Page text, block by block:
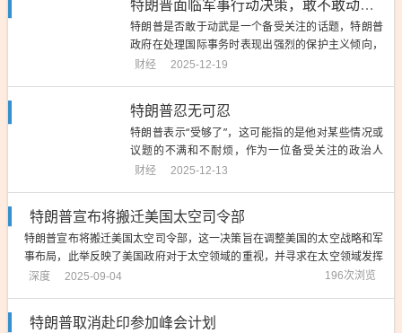
特朗普面临军事行动决策，敢不敢动武？
特朗普是否敢于动武是一个备受关注的话题，特朗普
政府在处理国际事务时表现出强烈的保护主义倾向，
但在是否采取军事行动方面仍需谨慎权衡，尽管特朗
等，无法简单地回答特朗普是否敢于动武的问题，需
要持续关注国际形势和相关政策...
财经 2025-12-19
特朗普忍无可忍
特朗普表示“受够了”，这可能指的是他对某些情况或
议题的不满和不耐烦，作为一位备受关注的政治人
物，特朗普的言论常常引发广泛讨论和猜测，他的这
法确定他具体指的是什么，需要更多上下文来准确理
解。...
财经 2025-12-13
特朗普宣布将搬迁美国太空司令部
特朗普宣布将搬迁美国太空司令部，这一决策旨在调整美国的太空战略和军
事布局，此举反映了美国政府对于太空领域的重视，并寻求在太空领域发挥
更大的影响力，搬迁太空司令部可能是为了加强其在关键地区的存在，以应
深度 2025-09-04 196次浏览
特朗普取消赴印参加峰会计划